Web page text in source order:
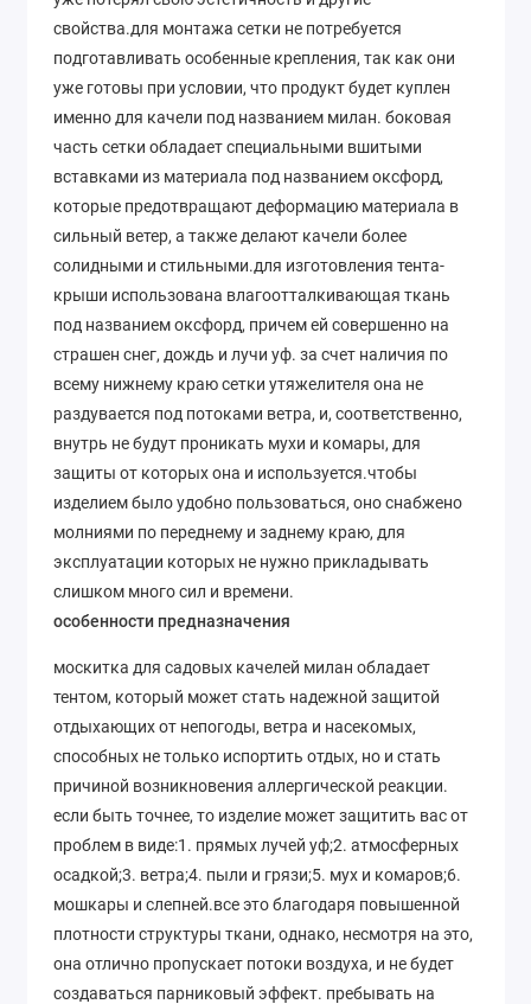
свойства.для монтажа сетки не потребуется
подготавливать особенные крепления, так как они
уже готовы при условии, что продукт будет куплен
именно для качели под названием милан. боковая
часть сетки обладает специальными вшитыми
вставками из материала под названием оксфорд,
которые предотвращают деформацию материала в
сильный ветер, а также делают качели более
солидными и стильными.для изготовления тента-
крыши использована влагоотталкивающая ткань
под названием оксфорд, причем ей совершенно на
страшен снег, дождь и лучи уф. за счет наличия по
всему нижнему краю сетки утяжелителя она не
раздувается под потоками ветра, и, соответственно,
внутрь не будут проникать мухи и комары, для
защиты от которых она и используется.чтобы
изделием было удобно пользоваться, оно снабжено
молниями по переднему и заднему краю, для
эксплуатации которых не нужно прикладывать
слишком много сил и времени.
особенности предназначения
москитка для садовых качелей милан обладает
тентом, который может стать надежной защитой
отдыхающих от непогоды, ветра и насекомых,
способных не только испортить отдых, но и стать
причиной возникновения аллергической реакции.
если быть точнее, то изделие может защитить вас от
проблем в виде:1. прямых лучей уф;2. атмосферных
осадкой;3. ветра;4. пыли и грязи;5. мух и комаров;6.
мошкары и слепней.все это благодаря повышенной
плотности структуры ткани, однако, несмотря на это,
она отлично пропускает потоки воздуха, и не будет
создаваться парниковый эффект. пребывать на